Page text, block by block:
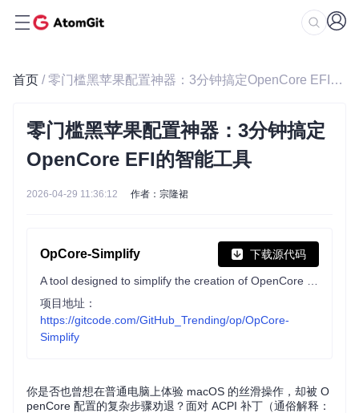
首页 / 零门槛黑苹果配置神器：3分钟搞定OpenCore EFI的智能工具
零门槛黑苹果配置神器：3分钟搞定
OpenCore EFI的智能工具
2026-04-29 11:36:12 作者：宗隆裙
OpCore-Simplify 下载源代码
项目地址：
https://gitcode.com/GitHub_Trending/op/OpCore-
Simplify
你是否也曾想在普通电脑上体验 macOS 的丝滑操作，却被 O
penCore 配置的复杂步骤劝退？面对 ACPI 补丁（通俗解释：